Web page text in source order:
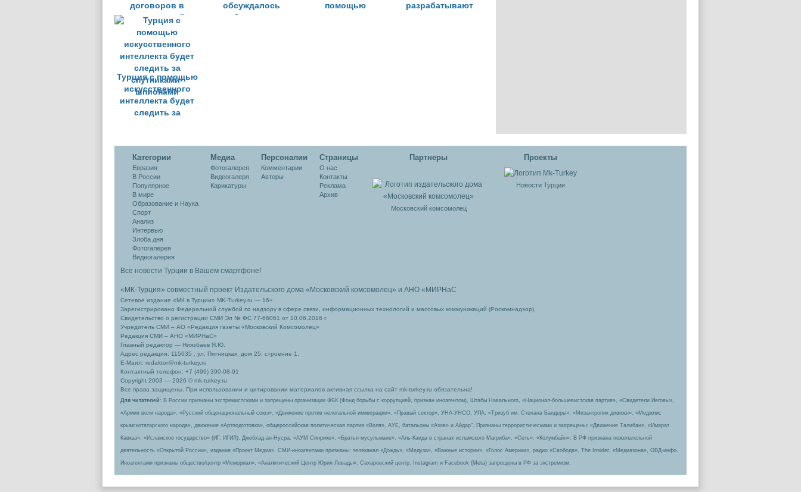
договоров в
иностранной
валюте, сохранив
некоторые
исключения
обсуждалось
будущее
помощью
разрабатывают
Турция с помощью
искусственного
интеллекта будет
следить за
Категории
Евразия
В России
Популярное
В мире
Образование и Наука
Спорт
Анализ
Интервью
Злоба дня
Фотогалерея
Видеогалерея
Медиа
Фотогалерея
Видеогалеря
Карикатуры
Персоналии
Комментарии
Авторы
Cтраницы
О нас
Контакты
Реклама
Архив
Партнеры
Московский комсомолец
Проекты
Новости Турции
Все новости Турции в Вашем смартфоне!
«МК-Турция» совместный проект Издательского дома «Московский комсомолец» и АНО «МИРНаС
Сетевое издание «МК в Турции» MK-Turkey.ru — 16+
Зарегистрировано Федеральной службой по надзору в сфере связи, информационных технологий и массовых коммуникаций (Роскомнадзор).
Свидетельство о регистрации СМИ Эл № ФС 77-66061 от 10.06.2016 г.
Учредитель СМИ – АО «Редакция газеты «Московский Комсомолец»
Редакция СМИ – АНО «МИРНаС»
Главный редактор — Ниязбаев Я.Ю.
Адрес редакции: 115035 , ул. Пятницкая, дом 25, строение 1.
Е-Маил: redaktor@mk-turkey.ru
Контактный телефон: +7 (499) 390-08-91
Copyright 2003 — 2026 © mk-turkey.ru
Все права защищены. При использовании и цитировании материалов активная ссылка на сайт mk-turkey.ru обязательна!
Для читателей : В России признаны экстремистскими и запрещены организации ФБК (Фонд борьбы с коррупцией, признан иноагентом), Штабы Навального, «Национал-большевистская партия», «Свидетели Иеговы»,
«Армия воли народа», «Русский общенациональный союз», «Движение против нелегальной иммиграции», «Правый сектор», УНА-УНСО, УПА, «Тризуб им. Степана Бандеры», «Мизантропик дивижн», «Меджлис
крымскотатарского народа», движение «Артподготовка», общероссийская политическая партия «Воля», АУЕ, батальоны «Азов» и Айдар″. Признаны террористическими и запрещены: «Движение Талибан», «Имарат
Кавказ», «Исламское государство» (ИГ, ИГИЛ), Джебхад-ан-Нусра, «АУМ Синрике», «Братья-мусульмане», «Аль-Каида в странах исламского Магриба», «Сеть», «Колумбайн». В РФ признана нежелательной
деятельность «Открытой России», издания «Проект Медиа». СМИ-иноагентами признаны: телеканал «Дождь», «Медуза», «Важные истории», «Голос Америки», радио «Свобода», The Insider, «Медиазона», ОВД-инфо.
Иноагентами признаны общество/центр «Мемориал», «Аналитический Центр Юрия Левады», Сахаровский центр. Instagram и Facebook (Metа) запрещены в РФ за экстремизм.